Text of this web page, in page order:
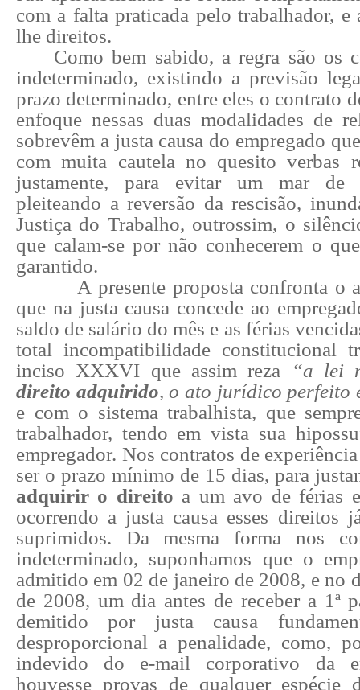
com a falta praticada pelo trabalhador, e
lhe direitos.
Como bem sabido, a regra são os
indeterminado, existindo a previsão
prazo determinado, entre eles o contrato
enfoque nessas duas modalidades de
sobrevêm a justa causa do empregado
com muita cautela no quesito verbas
justamente, para evitar um mar de
pleiteando a reversão da rescisão,
Justiça do Trabalho, outrossim, o
que calam-se por não conhecerem o
garantido.
A presente proposta confronta o
que na justa causa concede ao
saldo de salário do mês e as férias
total incompatibilidade constitucional
inciso XXXVI que assim reza
“a lei
direito adquirido, o ato jurídico perfeito
e com o sistema trabalhista, que
trabalhador, tendo em vista sua
empregador. Nos contratos de
ser o prazo mínimo de 15 dias, para
adquirir o direito a um avo de férias
ocorrendo a justa causa esses direitos
suprimidos. Da mesma forma nos
indeterminado, suponhamos que o
admitido em 02 de janeiro de 2008, e no
de 2008, um dia antes de receber a 1ª
demitido por justa causa
desproporcional a penalidade, como,
indevido do e-mail corporativo da
houvesse provas de qualquer espécie